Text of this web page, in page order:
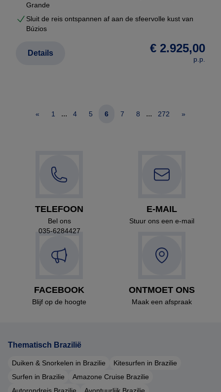
Grande
Sluit de reis ontspannen af aan de sfeervolle kust van
Búzios
€ 2.925,00
p.p.
Details
« 1 ... 4 5 6 7 8 ... 272 »
TELEFOON
Bel ons
035-6284427
E-MAIL
Stuur ons een e-mail
FACEBOOK
Blijf op de hoogte
ONTMOET ONS
Maak een afspraak
Thematisch Brazilië
Duiken & Snorkelen in Brazilie
Kitesurfen in Brazilie
Surfen in Brazilie
Amazone Cruise Brazilie